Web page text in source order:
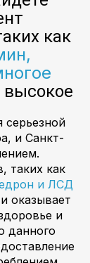
как
серьезной
и Санкт-
таких как
и ЛСД
оказывает
и
данного